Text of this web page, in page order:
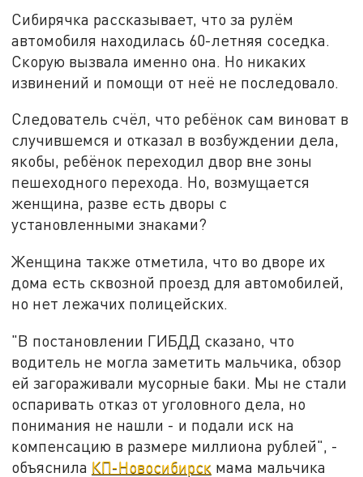
Сибирячка рассказывает, что за рулём
автомобиля находилась 60-летняя соседка.
Скорую вызвала именно она. Но никаких
извинений и помощи от неё не последовало.
Следователь счёл, что ребёнок сам виноват в
случившемся и отказал в возбуждении дела,
якобы, ребёнок переходил двор вне зоны
пешеходного перехода. Но, возмущается
женщина, разве есть дворы с
установленными знаками?
Женщина также отметила, что во дворе их
дома есть сквозной проезд для автомобилей,
но нет лежачих полицейских.
"В постановлении ГИБДД сказано, что
водитель не могла заметить мальчика, обзор
ей загораживали мусорные баки. Мы не стали
оспаривать отказ от уголовного дела, но
понимания не нашли - и подали иск на
компенсацию в размере миллиона рублей", -
объяснила КП-Новосибирск мама мальчика